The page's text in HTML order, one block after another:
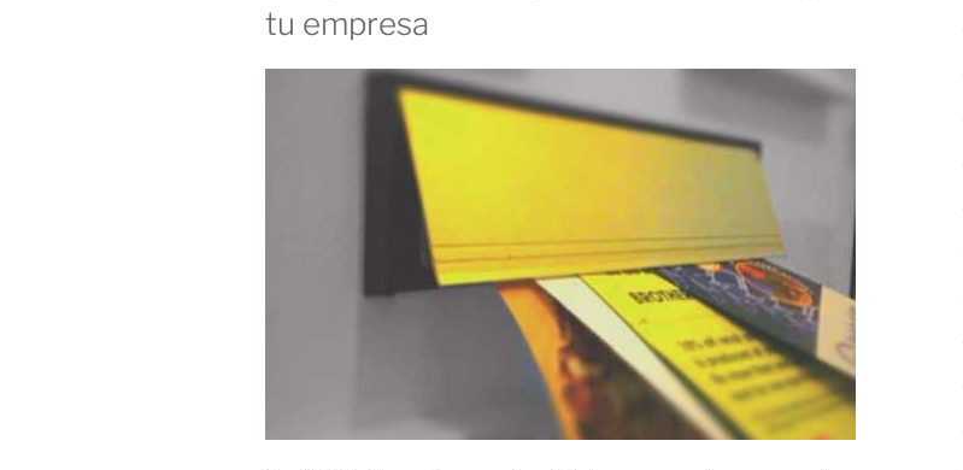
tu empresa